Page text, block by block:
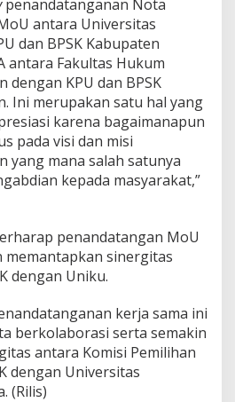
penandatanganan Nota
antara Universitas
dan BPSK Kabupaten
antara Fakultas Hukum
dengan KPU dan BPSK
Ini merupakan satu hal yang
karena bagaimanapun
pada visi dan misi
yang mana salah satunya
kepada masyarakat,”
penandatangan MoU
memantapkan sinergitas
dengan Uniku.
kerja sama ini
berkolaborasi serta semakin
antara Komisi Pemilihan
dengan Universitas
(Rilis)